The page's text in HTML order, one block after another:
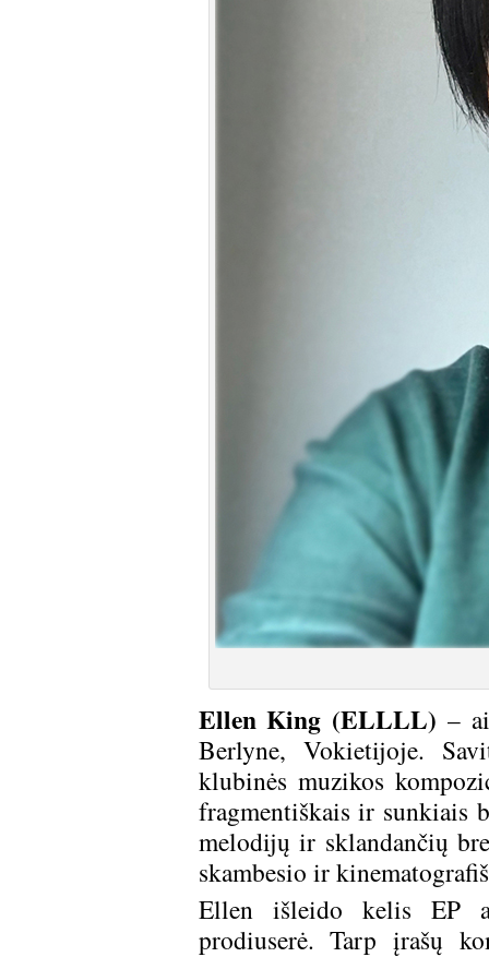
Ellen King (ELLLL) –
Berlyne, Vokietijoje.
klubinės muzikos
fragmentiškais ir sunkiais
melodijų ir sklandančių
skambesio ir
Ellen išleido kelis EP
prodiuserė. Tarp įrašų